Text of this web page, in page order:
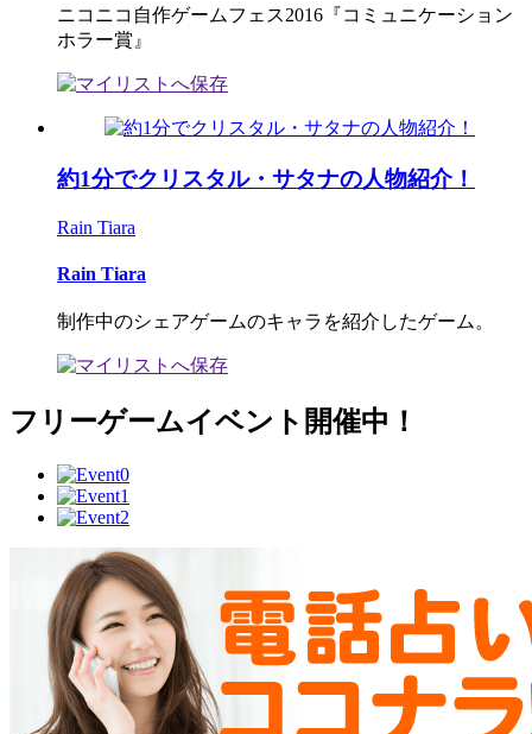
ニコニコ自作ゲームフェス2016『コミュニケーション
ホラー賞』
約1分でクリスタル・サタナの人物紹介！
Rain Tiara
Rain Tiara
制作中のシェアゲームのキャラを紹介したゲーム。
フリーゲームイベント開催中！